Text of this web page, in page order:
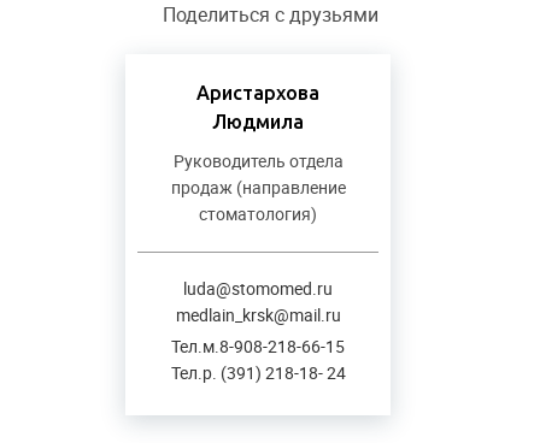
Поделиться с друзьями
Аристархова
Людмила
Руководитель отдела
продаж (направление
стоматология)
luda@stomomed.ru
medlain_krsk@mail.ru
Тел.м.8-908-218-66-15
Тел.р. (391) 218-18- 24